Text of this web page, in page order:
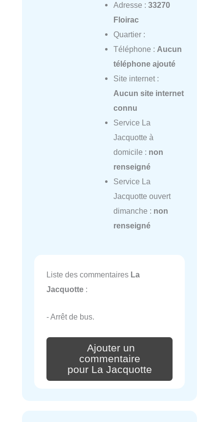
Adresse : 33270
Floirac
Quartier :
Téléphone : Aucun
téléphone ajouté
Site internet :
Aucun site internet
connu
Service La
Jacquotte à
domicile : non
renseigné
Service La
Jacquotte ouvert
dimanche : non
renseigné
Liste des commentaires La
Jacquotte :
- Arrêt de bus.
Ajouter un
commentaire
pour La Jacquotte